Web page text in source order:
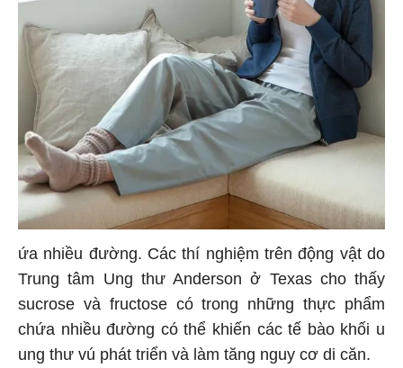
ứa nhiều đường. Các thí nghiệm trên động vật do
Trung tâm Ung thư Anderson ở Texas cho thấy
sucrose và fructose có trong những thực phẩm
chứa nhiều đường có thể khiến các tế bào khối u
ung thư vú phát triển và làm tăng nguy cơ di căn.